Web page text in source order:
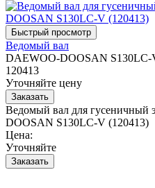
Ведомый вал
DAEWOO-DOOSAN S130LC-
120413
Уточняйте цену
Ведомый вал для гусеничный
DOOSAN S130LC-V (120413)
Цена:
Уточняйте